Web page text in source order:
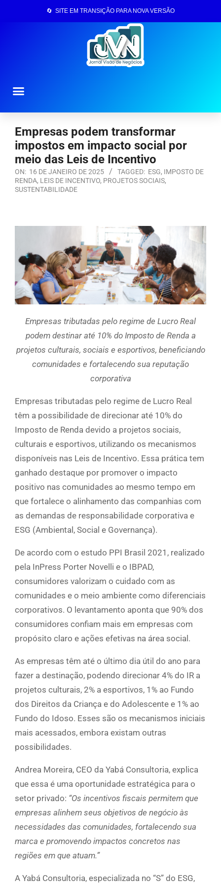
🔄 SITE EM TRANSIÇÃO PARA NOVA VERSÃO
Empresas podem transformar
impostos em impacto social por
meio das Leis de Incentivo
ON: 16 DE JANEIRO DE 2025 TAGGED: ESG, IMPOSTO DE
RENDA, LEIS DE INCENTIVO, PROJETOS SOCIAIS,
SUSTENTABILIDADE
Empresas tributadas pelo regime de Lucro Real
podem destinar até 10% do Imposto de Renda a
projetos culturais, sociais e esportivos, beneficiando
comunidades e fortalecendo sua reputação
corporativa
Empresas tributadas pelo regime de Lucro Real
têm a possibilidade de direcionar até 10% do
Imposto de Renda devido a projetos sociais,
culturais e esportivos, utilizando os mecanismos
disponíveis nas Leis de Incentivo. Essa prática tem
ganhado destaque por promover o impacto
positivo nas comunidades ao mesmo tempo em
que fortalece o alinhamento das companhias com
as demandas de responsabilidade corporativa e
ESG (Ambiental, Social e Governança).
De acordo com o estudo PPI Brasil 2021, realizado
pela InPress Porter Novelli e o IBPAD,
consumidores valorizam o cuidado com as
comunidades e o meio ambiente como diferenciais
corporativos. O levantamento aponta que 90% dos
consumidores confiam mais em empresas com
propósito claro e ações efetivas na área social.
As empresas têm até o último dia útil do ano para
fazer a destinação, podendo direcionar 4% do IR a
projetos culturais, 2% a esportivos, 1% ao Fundo
dos Direitos da Criança e do Adolescente e 1% ao
Fundo do Idoso. Esses são os mecanismos iniciais
mais acessados, embora existam outras
possibilidades.
Andrea Moreira, CEO da Yabá Consultoria, explica
que essa é uma oportunidade estratégica para o
setor privado: “Os incentivos fiscais permitem que
empresas alinhem seus objetivos de negócio às
necessidades das comunidades, fortalecendo sua
marca e promovendo impactos concretos nas
regiões em que atuam.”
A Yabá Consultoria, especializada no “S” do ESG,